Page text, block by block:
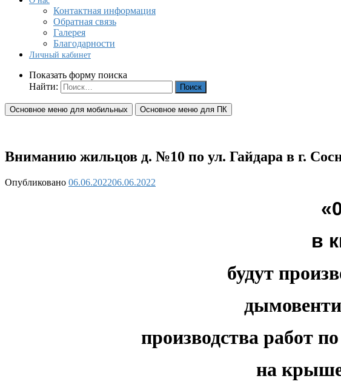
Контактная информация
Обратная связь
Галерея
Благодарности
Личный кабинет
Показать форму поиска
Найти:
Основное меню для мобильных Основное меню для ПК
Вниманию жильцов д. №10 по ул. Гайдара в г.
Опубликовано 06.06.202206.06.2022
в
будут
производства работ
на